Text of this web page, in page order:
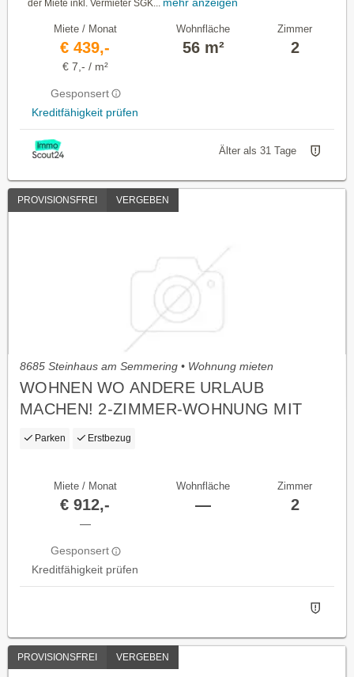
der Miete inkl. Vermieter SGK...
Miete / Monat
€ 439,-
€ 7,- / m²
Gesponsert
Kreditfähigkeit prüfen
Wohnfläche
56 m²
Zimmer
2
Älter als 31 Tage
PROVISIONSFREI VERGEBEN
8685 Steinhaus am Semmering • Wohnung mieten
WOHNEN WO ANDERE URLAUB
MACHEN! 2-ZIMMER-WOHNUNG MIT
PKW-STELLPLATZ! ERSTBEZUG!
Parken Erstbezug
Miete / Monat
€ 912,-
—
Gesponsert
Kreditfähigkeit prüfen
Wohnfläche
—
Zimmer
2
PROVISIONSFREI VERGEBEN